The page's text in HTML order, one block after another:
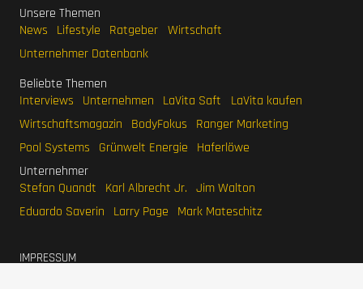
Unsere Themen
News
Lifestyle Ratgeber Wirtschaft
Unternehmer Datenbank
Beliebte Themen
Interviews
Unternehmen LaVita Saft
LaVita kaufen
Wirtschaftsmagazin
BodyFokus
Ranger Marketing
Pool Systems
Grünwelt Energie
Haferlöwe
Unternehmer
Stefan Quandt
Karl Albrecht Jr. Jim Walton
Eduardo Saverin
Larry Page Mark Mateschitz
IMPRESSUM